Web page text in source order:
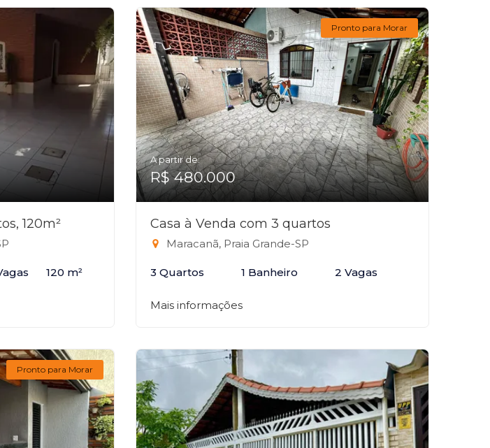
120m²
120 m²
Pronto para Morar
A partir de:
R$ 480.000
Casa à Venda com 3 quartos
Maracanã, Praia Grande-SP
3 Quartos 1 Banheiro 2 Vagas
Mais informações
Pronto para Morar